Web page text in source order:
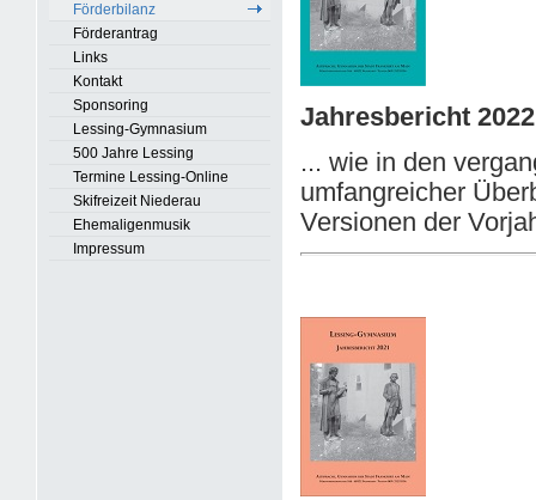
Förderbilanz
Förderantrag
Links
Kontakt
Sponsoring
Lessing-Gymnasium
500 Jahre Lessing
Termine Lessing-Online
Skifreizeit Niederau
Ehemaligenmusik
Impressum
Jahresbericht
... wie in den
umfangreicher
Versionen der